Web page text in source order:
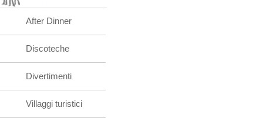
After Dinner
Discoteche
Divertimenti
Villaggi turistici